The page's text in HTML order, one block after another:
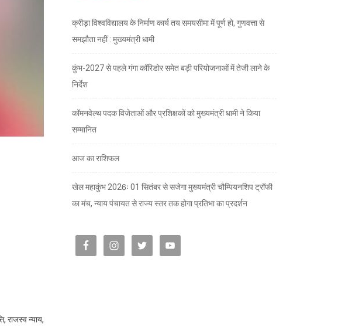
राजस्व न्याय,
क्रीड़ा विश्वविद्यालय के निर्माण कार्य तय समयसीमा में पूर्ण हो, गुणवत्ता से
समझौता नहीं : मुख्यमंत्री धामी
कुंभ-2027 से पहले गंगा कॉरिडोर समेत बड़ी परियोजनाओं में तेजी लाने के
निर्देश
कॉमनवेल्थ पदक विजेताओं और प्रशिक्षकों को मुख्यमंत्री धामी ने किया
सम्मानित
आज का राशिफल
खेल महाकुंभ 2026ः 01 सितंबर से सजेगा मुख्यमंत्री चौम्पियनशिप ट्रॉफी
का मंच, न्याय पंचायत से राज्य स्तर तक होगा प्रतिभा का प्रदर्शन